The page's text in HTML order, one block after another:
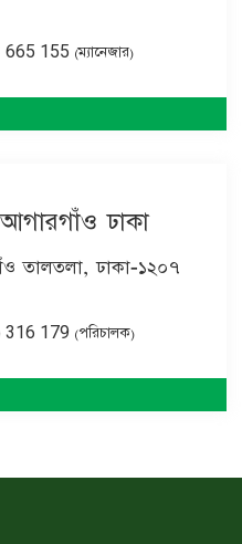
665 155 (ম্যানেজার)
ঢাকা
তালতলা, ঢাকা-১২০৭
316 179 (পরিচালক)